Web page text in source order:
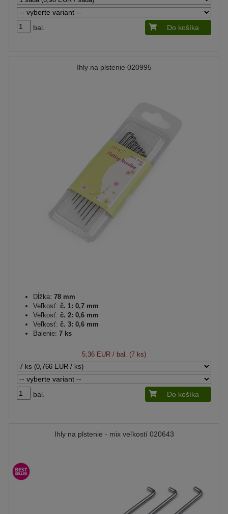
bal. Do košíka
Ihly na plstenie 020995
Dĺžka: 78 mm
Veľkosť: č. 1: 0,7 mm
Veľkosť: č. 2: 0,6 mm
Veľkosť: č. 3: 0,6 mm
Balenie: 7 ks
5,36 EUR / bal. (7 ks)
bal. Do košíka
Ihly na plstenie - mix veľkostí 020643